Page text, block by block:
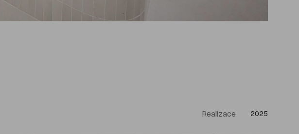
Realizace 2025